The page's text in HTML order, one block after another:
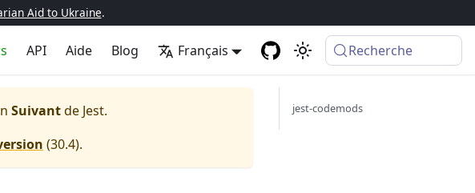
Aid to Ukraine.
API Aide Blog Français Recherche
Suivantde Jest.
(30.4).
jest-codemods